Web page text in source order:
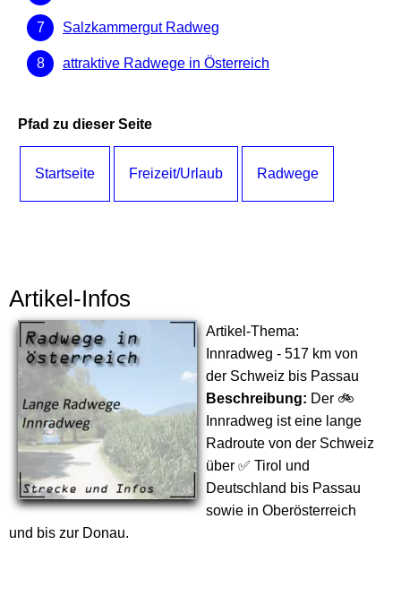
Salzkammergut Radweg
attraktive Radwege in Österreich
Pfad zu dieser Seite
Startseite Freizeit/Urlaub Radwege
Artikel-Infos
Artikel-Thema:
Innradweg - 517 km von
der Schweiz bis Passau
Beschreibung: Der 🚲
Innradweg ist eine lange
Radroute von der Schweiz
über ✅ Tirol und
Deutschland bis Passau
sowie in Oberösterreich
und bis zur Donau.